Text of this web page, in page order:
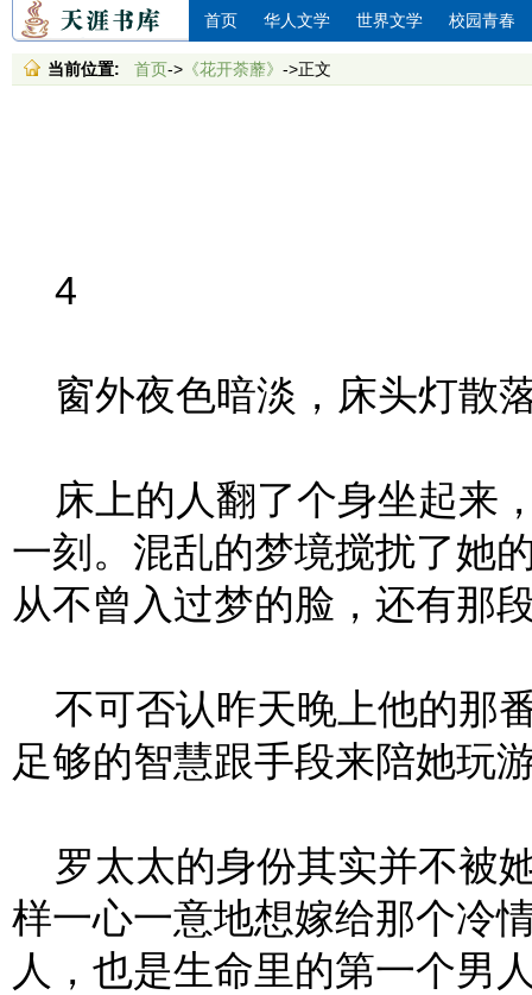
首页 华人文学 世界文学 校园青春
当前位置: 首页-> 《花开荼蘼》 ->正文
4
窗外夜色暗淡，床头灯散
床上的人翻了个身坐起来
一刻。混乱的梦境搅扰了她
从不曾入过梦的脸，还有那
不可否认昨天晚上他的那
足够的智慧跟手段来陪她玩
罗太太的身份其实并不被
样一心一意地想嫁给那个冷
人，也是生命里的第一个男